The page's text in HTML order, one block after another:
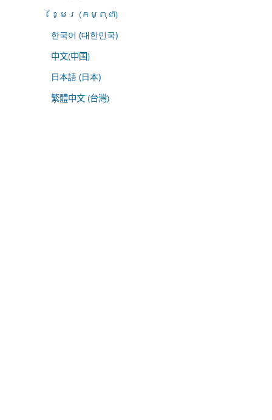
ខ្មែរ (កម្ពុជា)
한국어 (대한민국)
中文(中国)
日本語 (日本)
繁體中文 (台灣)